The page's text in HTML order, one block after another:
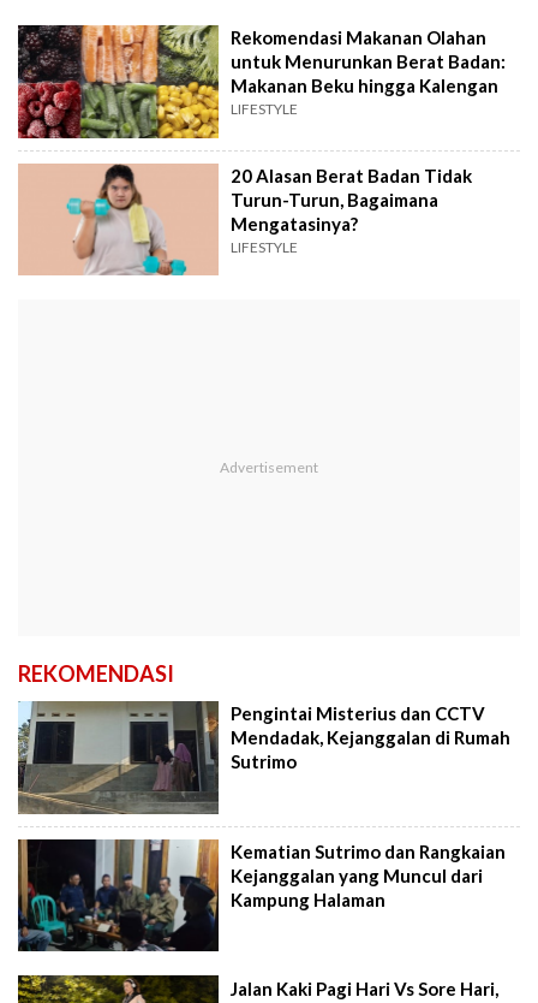
Rekomendasi Makanan Olahan
untuk Menurunkan Berat Badan:
Makanan Beku hingga Kalengan
LIFESTYLE
20 Alasan Berat Badan Tidak
Turun-Turun, Bagaimana
Mengatasinya?
LIFESTYLE
REKOMENDASI
Pengintai Misterius dan CCTV
Mendadak, Kejanggalan di Rumah
Sutrimo
Kematian Sutrimo dan Rangkaian
Kejanggalan yang Muncul dari
Kampung Halaman
Jalan Kaki Pagi Hari Vs Sore Hari,